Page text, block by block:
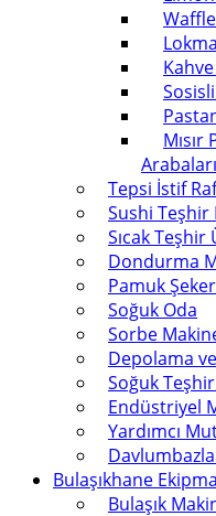
Arabaları
Tepsi İstif
Sushi Teşhir
Sıcak
Dondurma
Pamuk
Soğuk Oda
Sorbe
Depolama
Soğuk
Endüstriyel
Yardımcı
Bulaşıkhane
Bulaşık